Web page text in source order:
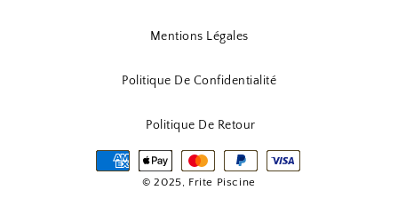
Mentions Légales
Politique De Confidentialité
Politique De Retour
© 2025, Frite Piscine